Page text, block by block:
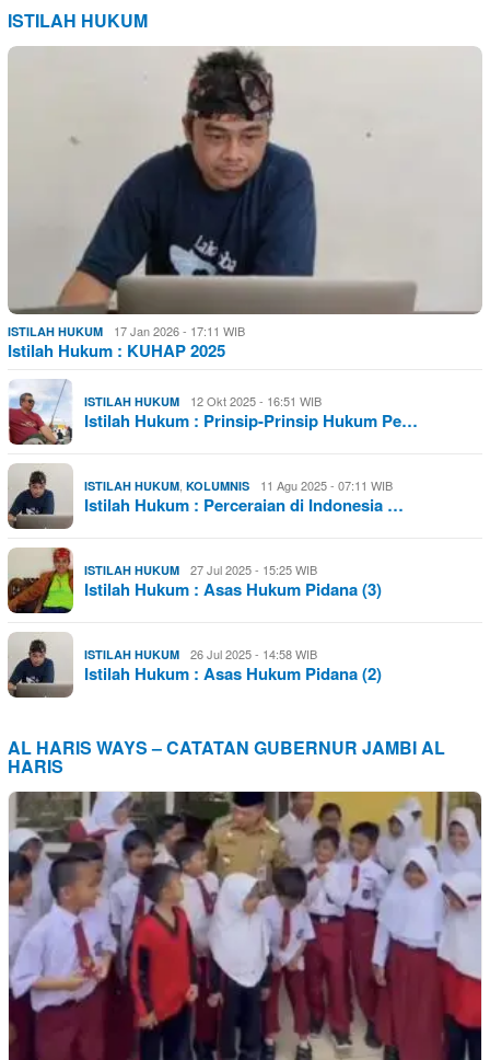
ISTILAH HUKUM
ISTILAH HUKUM 17 Jan 2026 - 17:11 WIB
Istilah Hukum : KUHAP 2025
ISTILAH HUKUM 12 Okt 2025 - 16:51 WIB
Istilah Hukum : Prinsip-Prinsip Hukum Pe…
ISTILAH HUKUM, KOLUMNIS 11 Agu 2025 - 07:11 WIB
Istilah Hukum : Perceraian di Indonesia …
ISTILAH HUKUM 27 Jul 2025 - 15:25 WIB
Istilah Hukum : Asas Hukum Pidana (3)
ISTILAH HUKUM 26 Jul 2025 - 14:58 WIB
Istilah Hukum : Asas Hukum Pidana (2)
AL HARIS WAYS – CATATAN GUBERNUR JAMBI AL
HARIS